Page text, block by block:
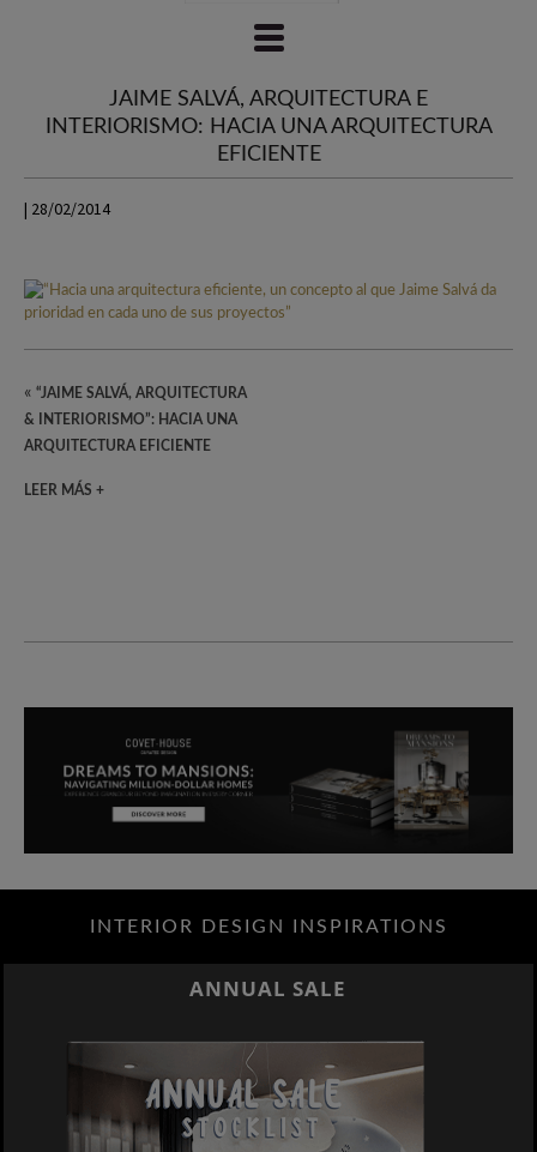
JAIME SALVÁ, ARQUITECTURA E
INTERIORISMO: HACIA UNA ARQUITECTURA
EFICIENTE
| 28/02/2014
« “JAIME SALVÁ, ARQUITECTURA
& INTERIORISMO”: HACIA UNA
ARQUITECTURA EFICIENTE
LEER MÁS +
INTERIOR DESIGN INSPIRATIONS
ANNUAL SALE